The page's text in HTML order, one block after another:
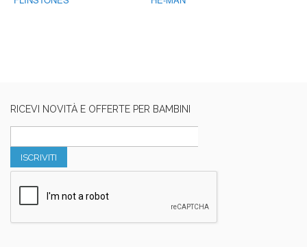
RICEVI NOVITÀ E OFFERTE PER BAMBINI
ISCRIVITI